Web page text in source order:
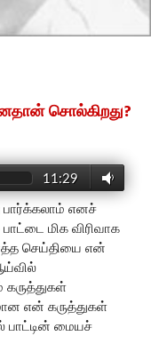
சொல்கிறது?
11:29
எனச்
மிக விரிவாக
செய்தியை என்
கருத்துகள்
என் கருத்துகள்
பாட்டின் மையச்